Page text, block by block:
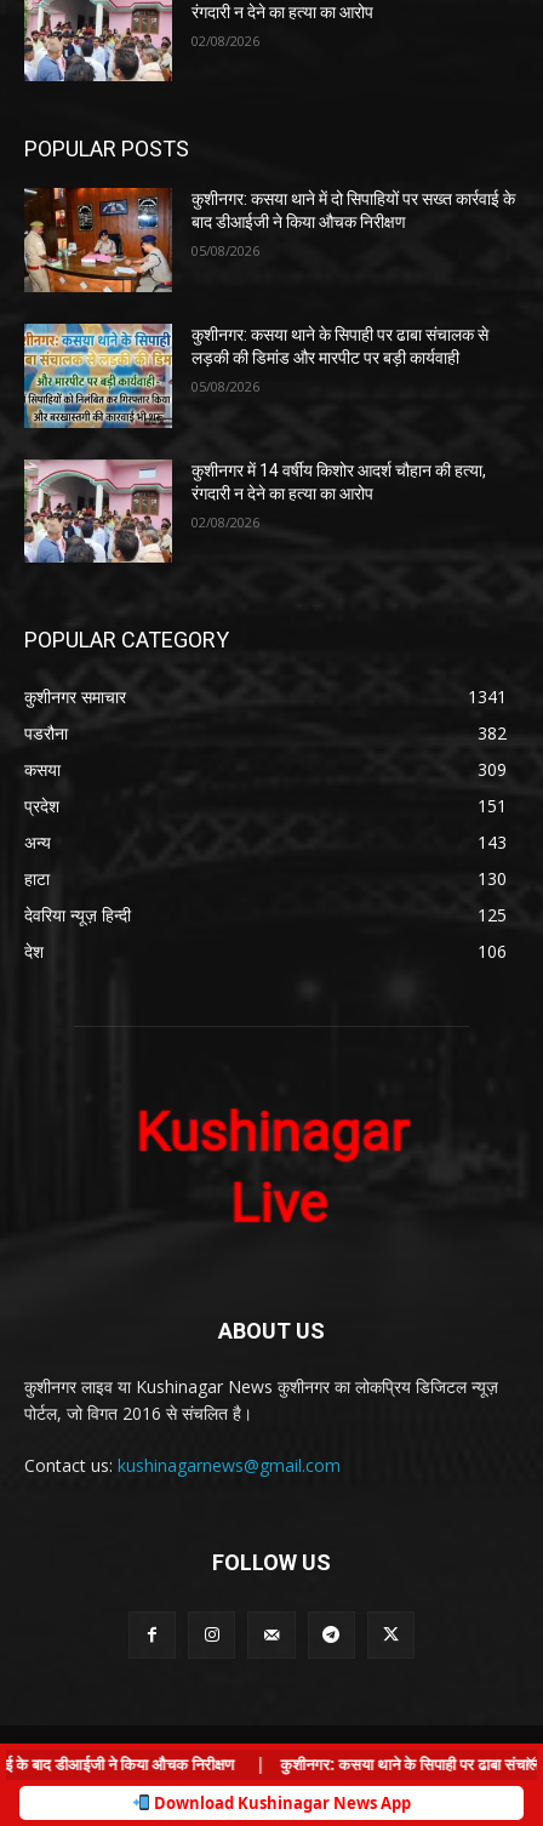
रंगदारी न देने का हत्या का आरोप
02/08/2026
POPULAR POSTS
कुशीनगर: कसया थाने में दो सिपाहियों पर सख्त कार्रवाई के
बाद डीआईजी ने किया औचक निरीक्षण
05/08/2026
कुशीनगर: कसया थाने के सिपाही पर ढाबा संचालक से
लड़की की डिमांड और मारपीट पर बड़ी कार्यवाही
05/08/2026
कुशीनगर में 14 वर्षीय किशोर आदर्श चौहान की हत्या,
रंगदारी न देने का हत्या का आरोप
02/08/2026
POPULAR CATEGORY
कुशीनगर समाचार
1341
पडरौना
382
कसया
309
प्रदेश
151
अन्य
143
हाटा
130
देवरिया न्यूज़ हिन्दी
125
देश
106
ABOUT US
कुशीनगर लाइव या Kushinagar News कुशीनगर का लोकप्रिय डिजिटल न्यूज़
पोर्टल, जो विगत 2016 से संचलित है।
Contact us: kushinagarnews@gmail.com
FOLLOW US
© Kushinagar Live - 2022
Home About us Privacy Policy Contact us
×
बाद डीआईजी ने किया औचक निरीक्षण |
कुशीनगर: कसया थाने के सिपाही पर ढाबा संचालक
Download Kushinagar News App